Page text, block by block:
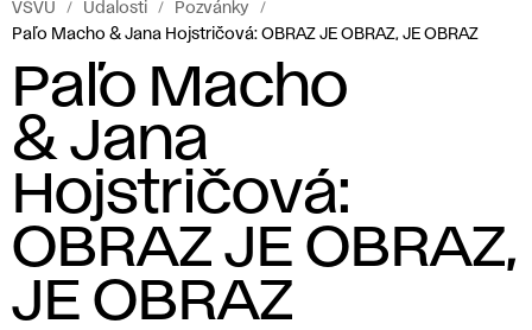
VŠVU Udalosti
Pozvánky
Paľo Macho & Jana Hojstričová: OBRAZ JE OBRAZ, JE OBRAZ
Paľo Macho
& Jana
Hojstričová:
OBRAZ JE OBRAZ,
JE OBRAZ